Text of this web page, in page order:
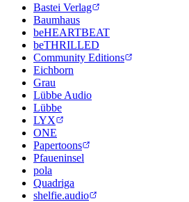
Bastei Verlag
Baumhaus
beHEARTBEAT
beTHRILLED
Community Editions
Eichborn
Grau
Lübbe Audio
Lübbe
LYX
ONE
Papertoons
Pfaueninsel
pola
Quadriga
shelfie.audio